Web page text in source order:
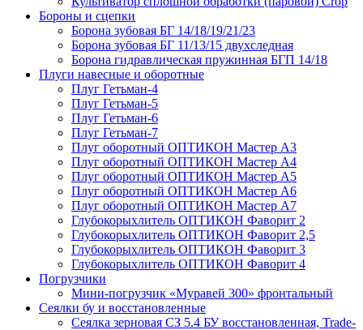
Бороны и сцепки
Борона зубовая БГ 14/18/19/21/23
Борона зубовая БГ 11/13/15 двухследная
Борона гидравлическая пружинная БГП 14/18
Плуги навесные и оборотные
Плуг Гетьман-4
Плуг Гетьман-5
Плуг Гетьман-6
Плуг Гетьман-7
Плуг оборотный ОПТИКОН Мастер А3
Плуг оборотный ОПТИКОН Мастер А4
Плуг оборотный ОПТИКОН Мастер А5
Плуг оборотный ОПТИКОН Мастер А6
Плуг оборотный ОПТИКОН Мастер А7
Глубокорыхлитель ОПТИКОН Фаворит 2
Глубокорыхлитель ОПТИКОН Фаворит 2,5
Глубокорыхлитель ОПТИКОН Фаворит 3
Глубокорыхлитель ОПТИКОН Фаворит 4
Погрузчики
Мини-погрузчик «Муравей 300» фронтальный
Сеялки бу и восстановленные
Сеялка зерновая СЗ 5.4 БУ восстановленная, Trade-